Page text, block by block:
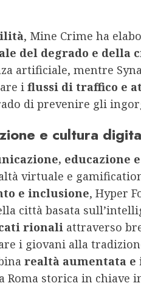
, Mine Crime ha
del degrado e della
artificiale, mentre
i flussi di traffico e
di prevenire gli
e cultura
educazione
virtuale e
e inclusione, Hyper
città basata
rionali attraverso
i giovani alla
realtà aumentata
Roma storica in chiave